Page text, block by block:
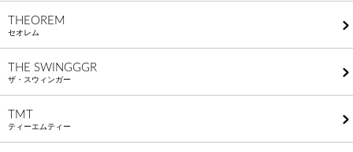
THEOREM
セオレム
THE SWINGGGR
ザ・スウィンガー
TMT
ティーエムティー